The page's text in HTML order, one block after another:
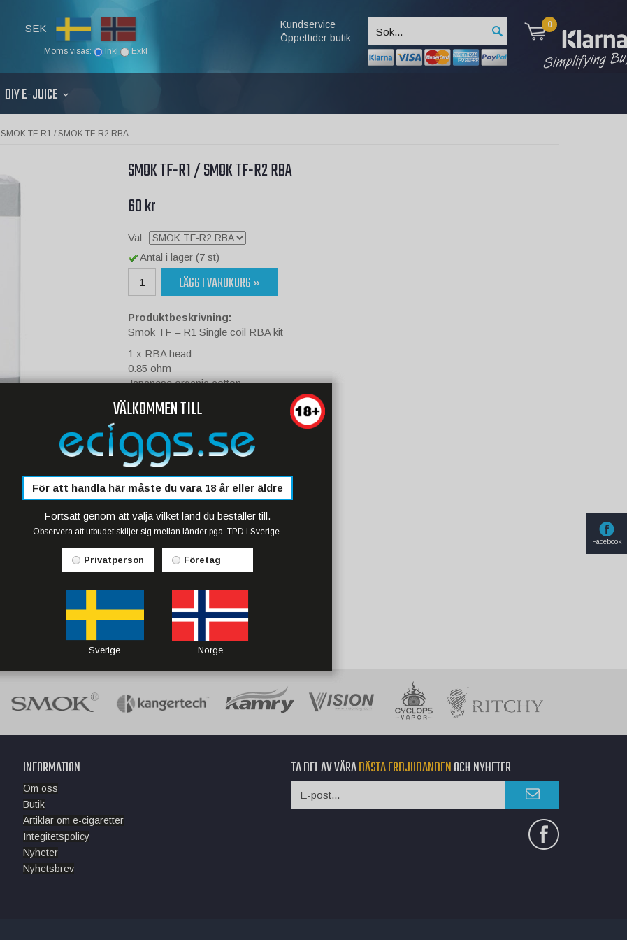
Facebook
Kundservice
Öppettider butik
0
SEK
Moms visas: Inkl Exkl
DIY E-JUICE
SMOK TF-R1 / SMOK TF-R2 RBA
SMOK TF-R1 / SMOK TF-R2 RBA
60 kr
Val
Antal i lager (7 st)
LÄGG I VARUKORG »
Produktbeskrivning:
Smok TF – R1 Single coil RBA kit
1 x RBA head
0.85 ohm
Japanese organic cotton
2 x screws
OR
Smok TF – R2 Dual coil RBA kit
1 x RBA head
0.25 ohm
Japanese organic cotton
4 x heating coils
1 x washer
INFORMATION
Om oss
Butik
Artiklar om e-cigaretter
Integitetspolicy
Nyheter
Nyhetsbrev
TA DEL AV VÅRABÄSTA ERBJUDANDENOCH NYHETER
VÄLKOMMEN TILL
För att handla här måste du vara 18 år eller äldre
Fortsätt genom att välja vilket land du beställer till.
Observera att utbudet skiljer sig mellan länder pga. TPD i Sverige.
Privatperson Företag
Sverige Norge